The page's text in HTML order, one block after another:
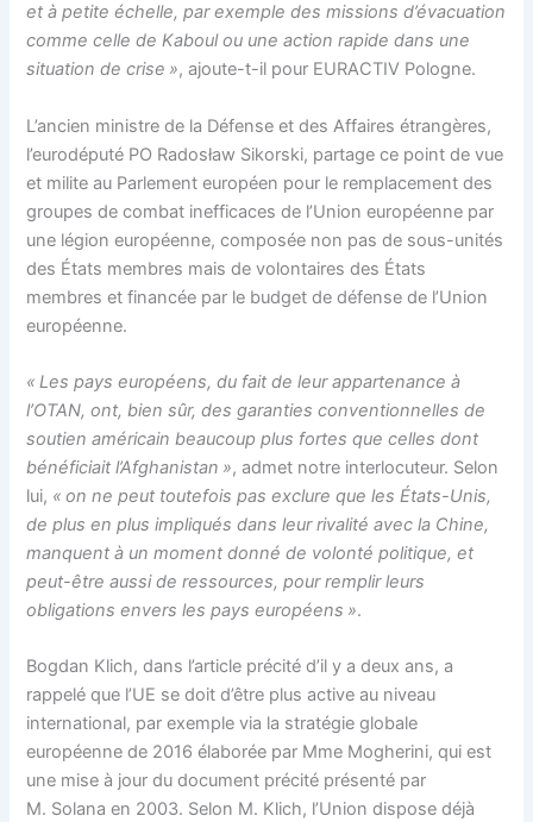
et à petite échelle, par exemple des missions d’évacuation
comme celle de Kaboul ou une action rapide dans une
situation de crise », ajoute-t-il pour EURACTIV Pologne.
L’ancien ministre de la Défense et des Affaires étrangères,
l’eurodéputé PO Radosław Sikorski, partage ce point de vue
et milite au Parlement européen pour le remplacement des
groupes de combat inefficaces de l’Union européenne par
une légion européenne, composée non pas de sous-unités
des États membres mais de volontaires des États
membres et financée par le budget de défense de l’Union
européenne.
« Les pays européens, du fait de leur appartenance à
l’OTAN, ont, bien sûr, des garanties conventionnelles de
soutien américain beaucoup plus fortes que celles dont
bénéficiait l’Afghanistan », admet notre interlocuteur. Selon
lui, « on ne peut toutefois pas exclure que les États-Unis,
de plus en plus impliqués dans leur rivalité avec la Chine,
manquent à un moment donné de volonté politique, et
peut-être aussi de ressources, pour remplir leurs
obligations envers les pays européens ».
Bogdan Klich, dans l’article précité d’il y a deux ans, a
rappelé que l’UE se doit d’être plus active au niveau
international, par exemple via la stratégie globale
européenne de 2016 élaborée par Mme Mogherini, qui est
une mise à jour du document précité présenté par
M. Solana en 2003. Selon M. Klich, l’Union dispose déjà